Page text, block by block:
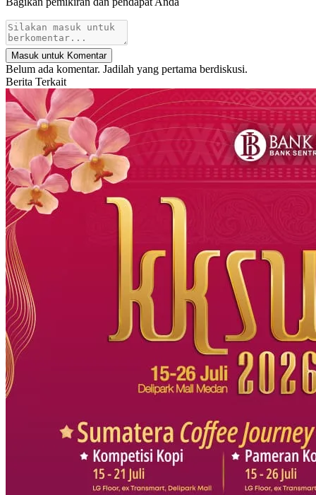
Masuk untuk Komentar
Belum ada komentar. Jadilah yang pertama berdiskusi.
Berita Terkait